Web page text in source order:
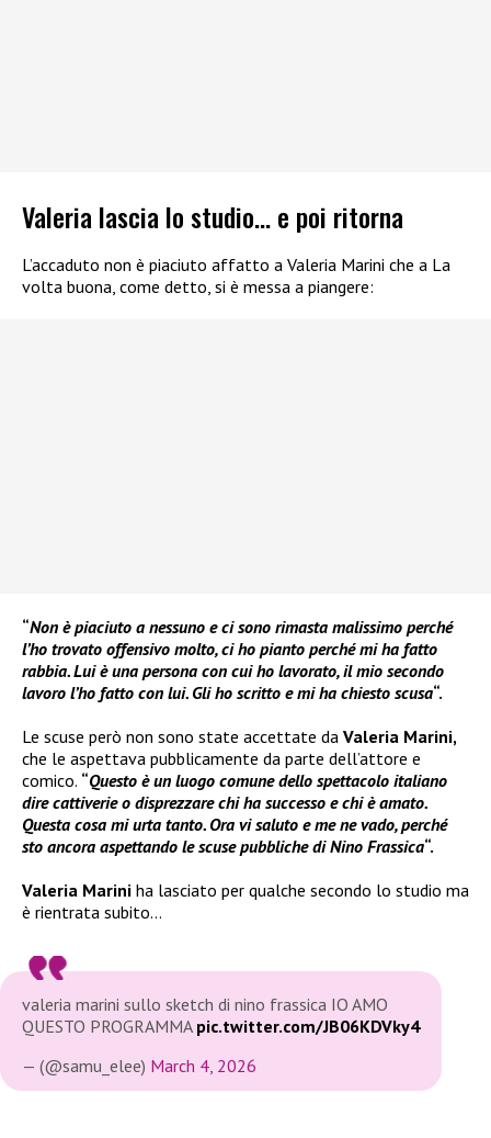
Valeria lascia lo studio… e poi ritorna
L’accaduto non è piaciuto affatto a Valeria Marini che a La
volta buona, come detto, si è messa a piangere:
“Non è piaciuto a nessuno e ci sono rimasta malissimo perché
l’ho trovato offensivo molto, ci ho pianto perché mi ha fatto
rabbia. Lui è una persona con cui ho lavorato, il mio secondo
lavoro l’ho fatto con lui. Gli ho scritto e mi ha chiesto scusa“.
Le scuse però non sono state accettate da Valeria Marini,
che le aspettava pubblicamente da parte dell’attore e
comico. “Questo è un luogo comune dello spettacolo italiano
dire cattiverie o disprezzare chi ha successo e chi è amato.
Questa cosa mi urta tanto. Ora vi saluto e me ne vado, perché
sto ancora aspettando le scuse pubbliche di Nino Frassica“.
Valeria Marini ha lasciato per qualche secondo lo studio ma
è rientrata subito…
valeria marini sullo sketch di nino frassica IO AMO
QUESTO PROGRAMMA pic.twitter.com/JB06KDVky4
— (@samu_elee) March 4, 2026